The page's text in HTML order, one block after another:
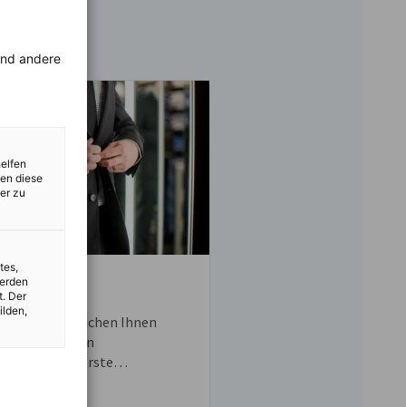
ermöglichen Ihnen
in den
Markt und erste
andere
diese
zu
Der